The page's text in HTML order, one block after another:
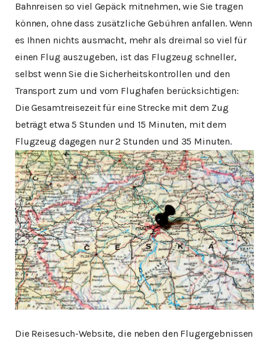
Bahnreisen so viel Gepäck mitnehmen, wie Sie tragen
können, ohne dass zusätzliche Gebühren anfallen. Wenn
es Ihnen nichts ausmacht, mehr als dreimal so viel für
einen Flug auszugeben, ist das Flugzeug schneller,
selbst wenn Sie die Sicherheitskontrollen und den
Transport zum und vom Flughafen berücksichtigen:
Die Gesamtreisezeit für eine Strecke mit dem Zug
beträgt etwa 5 Stunden und 15 Minuten, mit dem
Flugzeug dagegen nur 2 Stunden und 35 Minuten.
Die Reisesuch-Website, die neben den Flugergebnissen